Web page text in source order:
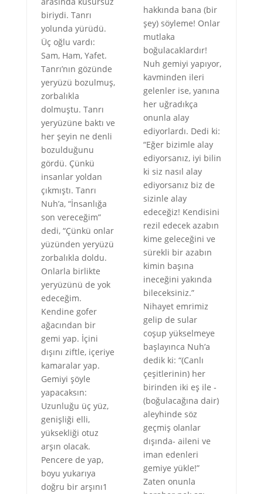
biriydi. Tanrı
yolunda yürüdü.
Üç oğlu vardı:
Sam, Ham, Yafet.
Tanrı’nın gözünde
yeryüzü bozulmuş,
zorbalıkla
dolmuştu. Tanrı
yeryüzüne baktı ve
her şeyin ne denli
bozulduğunu
gördü. Çünkü
insanlar yoldan
çıkmıştı. Tanrı
Nuh’a, “İnsanlığa
son vereceğim”
dedi, “Çünkü onlar
yüzünden yeryüzü
zorbalıkla doldu.
Onlarla birlikte
yeryüzünü de yok
edeceğim.
Kendine gofer
ağacından bir
gemi yap. İçini
dışını ziftle, içeriye
kamaralar yap.
Gemiyi şöyle
yapacaksın:
Uzunluğu üç yüz,
genişliği elli,
yüksekliği otuz
arşın olacak.
Pencere de yap,
boyu yukarıya
doğru bir arşını1
hakkında bana (bir
şey) söyleme! Onlar
mutlaka
boğulacaklardır!
Nuh gemiyi yapıyor,
kavminden ileri
gelenler ise, yanına
her uğradıkça
onunla alay
ediyorlardı. Dedi ki:
“Eğer bizimle alay
ediyorsanız, iyi bilin
ki siz nasıl alay
ediyorsanız biz de
sizinle alay
edeceğiz! Kendisini
rezil edecek azabın
kime geleceğini ve
sürekli bir azabın
kimin başına
ineceğini yakında
bileceksiniz.”
Nihayet emrimiz
gelip de sular
coşup yükselmeye
başlayınca Nuh’a
dedik ki: “(Canlı
çeşitlerinin) her
birinden iki eş ile -
(boğulacağına dair)
aleyhinde söz
geçmiş olanlar
dışında- aileni ve
iman edenleri
gemiye yükle!”
Zaten onunla